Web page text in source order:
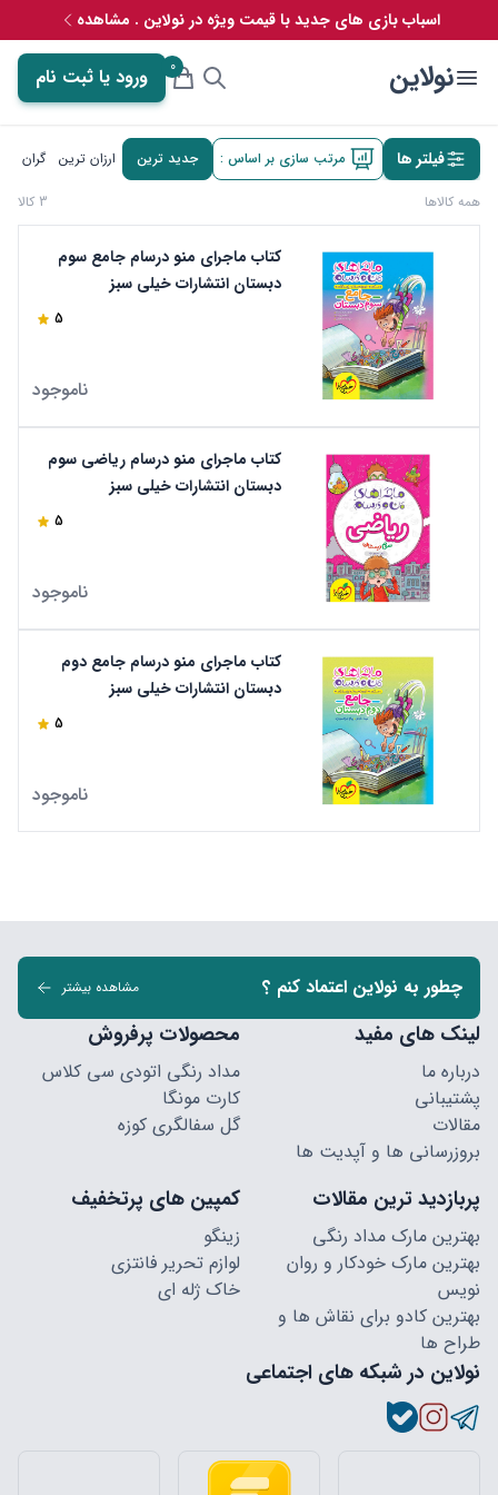
اسباب بازی های جدید با قیمت ویژه در نولاین . مشاهده
نولاین 0 ورود یا ثبت نام
فیلتر ها مرتب سازی بر اساس : جدید ترین ارزان ترین گران
همه کالاها 3 کالا
کتاب ماجرای منو درسام جامع سوم
دبستان انتشارات خیلی سبز
5
ناموجود
کتاب ماجرای منو درسام ریاضی سوم
دبستان انتشارات خیلی سبز
5
ناموجود
کتاب ماجرای منو درسام جامع دوم
دبستان انتشارات خیلی سبز
5
ناموجود
چطور به نولاین اعتماد کنم ؟ مشاهده بیشتر
لینک های مفید
درباره ما
پشتیبانی
مقالات
بروزرسانی ها و آپدیت ها
محصولات پرفروش
مداد رنگی اتودی سی کلاس
کارت مونگا
گل سفالگری کوزه
پربازدید ترین مقالات
بهترین مارک مداد رنگی
بهترین مارک خودکار و روان
نویس
بهترین کادو برای نقاش ها و
طراح ها
کمپین های پرتخفیف
زینگو
لوازم تحریر فانتزی
خاک ژله ای
نولاین در شبکه های اجتماعی